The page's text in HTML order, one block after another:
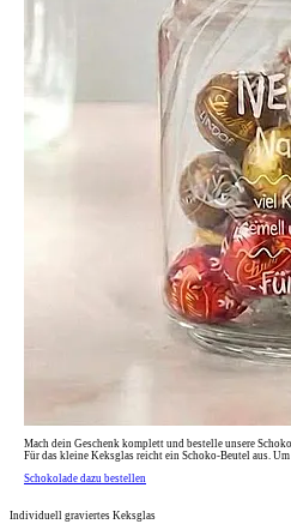
Mach dein Geschenk komplett und bestelle unsere
Für das kleine Keksglas reicht ein Schoko-Beutel aus.
Schokolade dazu bestellen
Individuell graviertes Keksglas